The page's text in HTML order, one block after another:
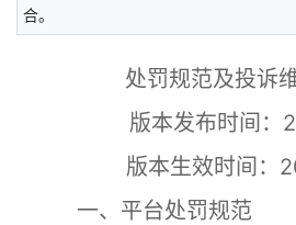
合。
处罚规范及投诉
版本发布时间：
版本生效时间：
一、平台处罚规范